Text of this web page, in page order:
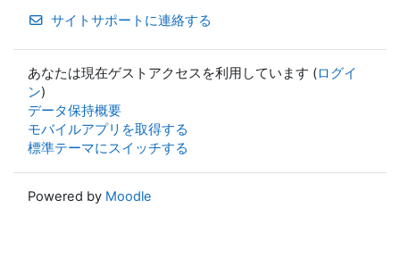
サイトサポートに連絡する
あなたは現在ゲストアクセスを利用しています (ログイ
ン)
データ保持概要
モバイルアプリを取得する
標準テーマにスイッチする
Powered by Moodle